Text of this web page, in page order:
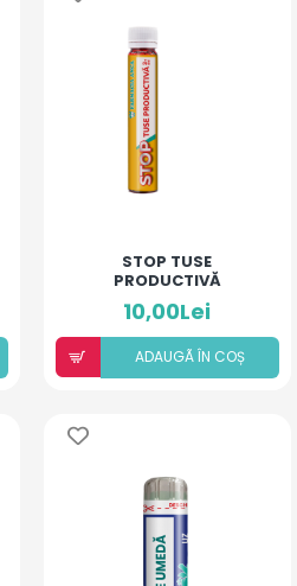
STOP TUSE
PRODUCTIVĂ
10,00Lei
ADAUGÃ ÎN COȘ